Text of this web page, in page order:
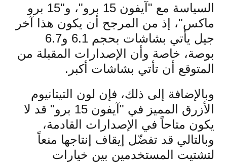
السياسة مع "آيفون 15 برو"، و"15 برو
ماكس"، إذ من المرجح أن يكون هذا آخر
جيل يأتي بشاشات بحجم 6.1 و6.7
بوصة، خاصة وأن الإصدارات المقبلة من
المتوقع أن تأتي بشاشات أكبر.
وبالإضافة إلى ذلك، فإن لون التيتانيوم
الأزرق المميز في "آيفون 15 برو" قد لا
يكون متاحاً في الإصدارات القادمة،
وبالتالي قد تفضّل إيقاف إنتاجها منعاً
لتشتيت المستخدمين بين خيارات